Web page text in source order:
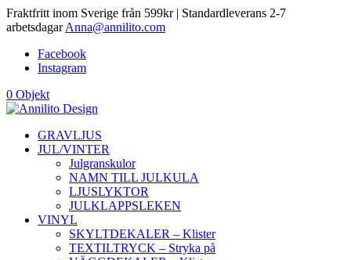
Fraktfritt inom Sverige från 599kr | Standardleverans 2-7
arbetsdagar Anna@annilito.com
Facebook
Instagram
0 Objekt
GRAVLJUS
JUL/VINTER
Julgranskulor
NAMN TILL JULKULA
LJUSLYKTOR
JULKLAPPSLEKEN
VINYL
SKYLTDEKALER – Klister
TEXTILTRYCK – Stryka på